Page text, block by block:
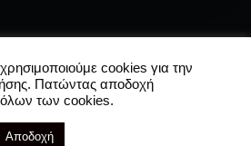
All
Αποστολές|Συχνές
ερωτήσεις|Πολιτική
Απορρήτου
cookies για την
Πατώντας αποδοχή
των cookies.
Αποδοχή